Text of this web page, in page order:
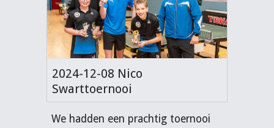
2024-12-08 Nico
Swarttoernooi
We hadden een prachtig toernooi